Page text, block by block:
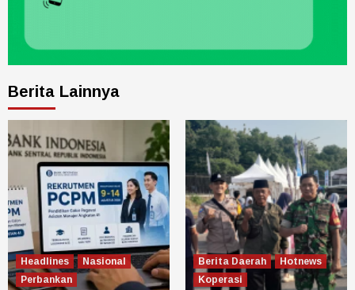
Berita Lainnya
Headlines
Nasional
Perbankan
Berita Daerah
Hotnews
Koperasi